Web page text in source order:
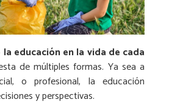
educación en la vida de cada
de múltiples formas. Ya sea a
o profesional, la educación
y perspectivas.